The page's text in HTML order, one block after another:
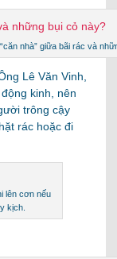
nhà” giữa bãi rác và
Lê Văn Vinh,
kinh, nên
trông cậy
rác hoặc đi
lên cơn nếu
kịch.